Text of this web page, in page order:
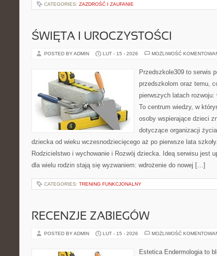
CATEGORIES: ZAZDROŚĆ I ZAUFANIE
ŚWIĘTA I UROCZYSTOŚCI
POSTED BY ADMIN LUT - 15 - 2026 MOŻLIWOŚĆ
Przedszkole309 to serwis
przedszkolom oraz temu,
pierwszych latach
To centrum wiedzy, w
osoby wspierające dzieci
dotyczące organizacji
dziecka od wieku wczesnodziecięcego aż po pierwsze lata
Rodzicielstwo i wychowanie i Rozwój dziecka. Ideą serwisu jest
dla wielu rodzin stają się wyzwaniem: wdrożenie do nowej […]
CATEGORIES: TRENING FUNKCJONALNY
RECENZJE ZABIEGÓW
POSTED BY ADMIN LUT - 15 - 2026 MOŻLIWOŚĆ
Estetica Endermologia to